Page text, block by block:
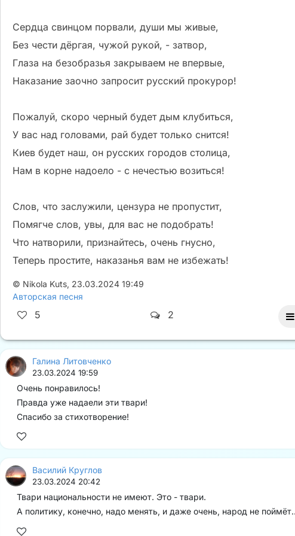
Сердца свинцом порвали, души мы живые,
Без чести дёргая, чужой рукой, - затвор,
Глаза на безобразья закрываем не впервые,
Наказание заочно запросит русский прокурор!
Пожалуй, скоро черный будет дым клубиться,
У вас над головами, рай будет только снится!
Киев будет наш, он русских городов столица,
Нам в корне надоело - с нечестью возиться!
Слов, что заслужили, цензура не пропустит,
Помягче слов, увы, для вас не подобрать!
Что натворили, признайтесь, очень гнусно,
Теперь простите, наказанья вам не избежать!
© Nikola Kuts, 23.03.2024 19:49
Авторская песня
5 2
Галина Литовченко
23.03.2024 19:59
Очень понравилось!
Правда уже надаели эти твари!
Спасибо за стихотворение!
Василий Круглов
23.03.2024 20:42
Твари национальности не имеют. Это - твари.
А политику, конечно, надо менять, и даже очень, народ не